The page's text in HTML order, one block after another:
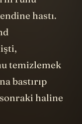
hastı.
temizlemek
bastırıp
sonraki haline